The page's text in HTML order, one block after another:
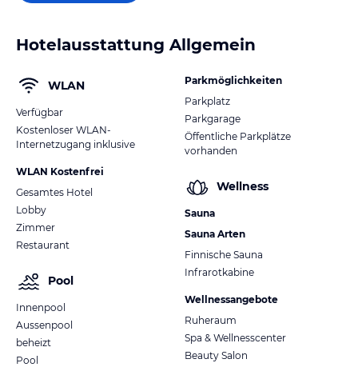
Hotelausstattung Allgemein
WLAN
Verfügbar
Kostenloser WLAN-
Internetzugang inklusive
WLAN Kostenfrei
Gesamtes Hotel
Lobby
Zimmer
Restaurant
Pool
Innenpool
Aussenpool
beheizt
Pool
Parkmöglichkeiten
Parkplatz
Parkgarage
Öffentliche Parkplätze
vorhanden
Wellness
Sauna
Sauna Arten
Finnische Sauna
Infrarotkabine
Wellnessangebote
Ruheraum
Spa & Wellnesscenter
Beauty Salon